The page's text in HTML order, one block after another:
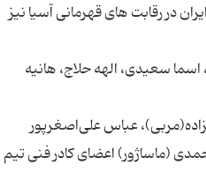
در رقابت های قهرمانی آسیا نیز
سعیدی، الهه حلاج، هانیه
عباس علی‌اصغرپور
(ماساژور) اعضای کادر فنی تیم